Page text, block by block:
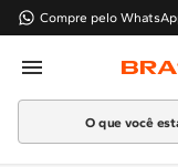
Compre pelo
O que você está